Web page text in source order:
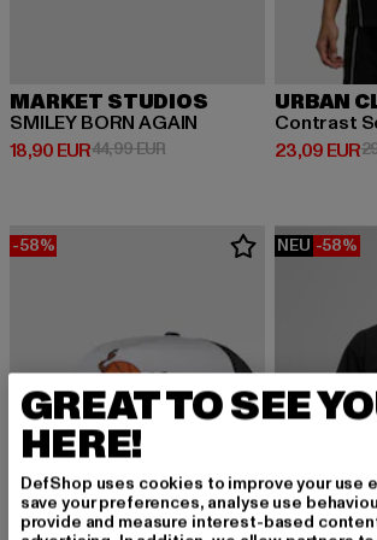
MARKET STUDIOS
SMILEY BORN AGAIN
18,90 EUR
Derzeitiger Preis: 18,90 EUR
44,99 EURAktionspreis: 44,99 EUR
URBAN
23,09 EUR
Derzeitiger
-58% NEU -58%
GREAT TO SEE
HERE!
DefShop uses cookies to improve your use
save your preferences, analyse use
provide and measure interest-based